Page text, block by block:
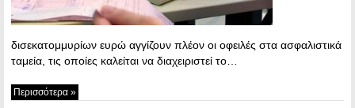
δισεκατομμυρίων ευρώ αγγίζουν πλέον οι οφειλές στα ασφαλιστικά
ταμεία, τις οποίες καλείται να διαχειριστεί το…
Περισσότερα »